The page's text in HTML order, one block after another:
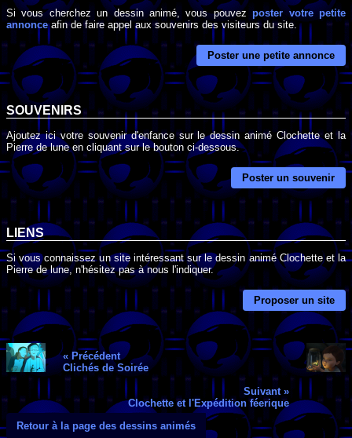
Si vous cherchez un dessin animé, vous pouvezposter votre petite
annonceafin de faire appel aux souvenirs des visiteurs du site.
Poster une petite annonce
SOUVENIRS
Ajoutez ici votre souvenir d'enfance sur le dessin animé Clochette et la
Pierre de lune en cliquant sur le bouton ci-dessous.
Poster un souvenir
LIENS
Si vous connaissez un site intéressant sur le dessin animé Clochette et la
Pierre de lune, n'hésitez pas à nous l'indiquer.
Proposer un site
« Précédent
Clichés de Soirée
Suivant »
Clochette et l'Expédition féerique
Retour à la page des dessins animés